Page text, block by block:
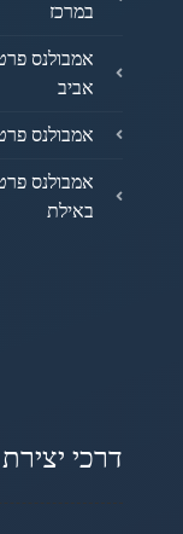
במרכז
אמבולנס
אביב
אמבולנס פרטי
אמבולנס
באילת
דרכי